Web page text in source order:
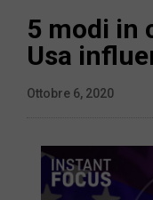
5 modi in
Usa
Ottobre 6, 2020